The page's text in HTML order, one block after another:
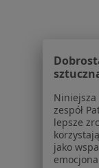
zespół
lepsze
jako